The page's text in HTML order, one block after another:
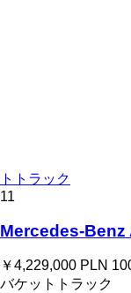
トトラック
11
Mercedes-Benz
￥4,229,000 PLN
バケットトラック